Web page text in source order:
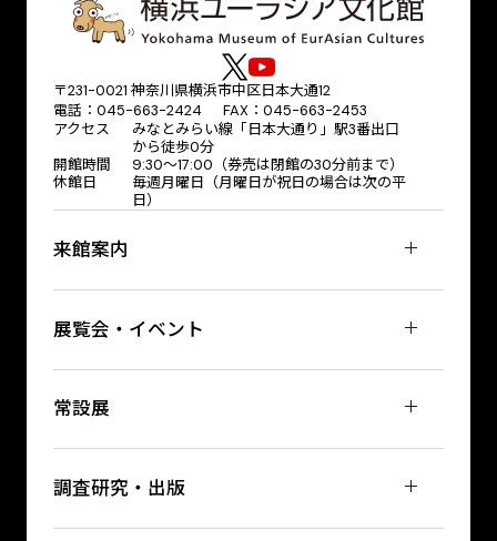
〒231-0021 神奈川県横浜市中区日本大通12
電話：045-663-2424 FAX：045-663-2453
アクセス
みなとみらい線「日本大通り」駅3番出口
から徒歩0分
開館時間
9:30～17:00（券売は閉館の30分前まで）
休館日
毎週月曜日（月曜日が祝日の場合は次の平
日）
来館案内
展覧会・イベント
常設展
調査研究・出版